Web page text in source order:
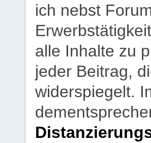
ich nebst
alle Inhalte zu
jeder Beitrag,
widerspiegelt.